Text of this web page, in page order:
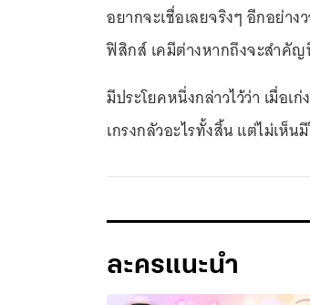
อยากจะเชื่อเลยจริงๆ อีกอย่า
ฟิสิกส์ เคมีต่างหากถึงจะสำคั
มีประโยคหนึ่งกล่าวไว้ว่า เมื่อ
เกรงกลัวอะไรทั้งสิ้น แต่ไม่เห็
ละครแนะนำ